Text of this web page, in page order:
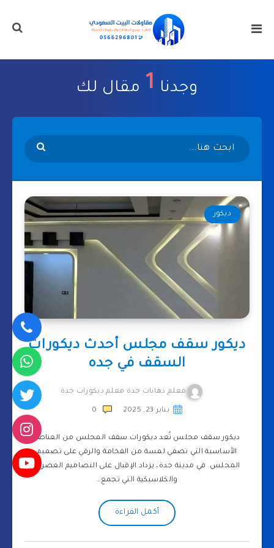
وجدنا 1 مقال لك
ديكور
ديكور سقف مجلس أحدث ديكورات
السقف في جده
معلم دهانات جدة معلم ديكورات جدة
يناير 23, 2025 0
ديكور سقف مجلس تُعد ديكورات سقف المجلس من العناصر
الأساسية التي تضفي لمسة من الفخامة والرقي على تصميم
المجلس. في مدينة جدة، يزداد الإقبال على التصاميم العصرية
والكلاسيكية التي تجمع…
أكمل القراءة